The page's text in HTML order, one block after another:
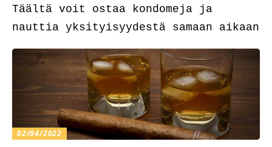
Täältä voit ostaa kondomeja ja
nauttia yksityisyydestä samaan aikaan
02/04/2022